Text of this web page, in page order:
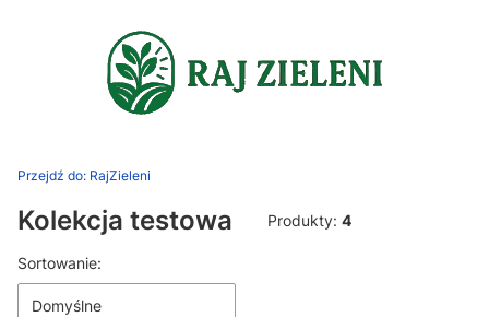
Przejdź do: RajZieleni
Kolekcja testowa Produkty: 4
Lista produktów
Sortowanie:
Domyślne